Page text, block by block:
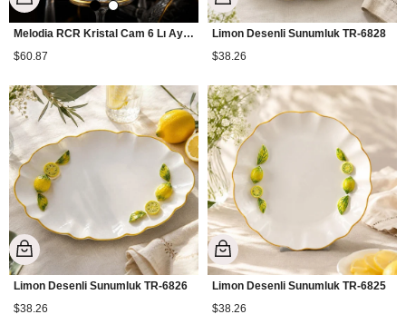
Melodia RCR Kristal Cam 6 Lı Ayaklı İkramlık Yaldızlı
$60.87
Limon Desenli Sunumluk TR-6828
$38.26
Limon Desenli Sunumluk TR-6826
$38.26
Limon Desenli Sunumluk TR-6825
$38.26